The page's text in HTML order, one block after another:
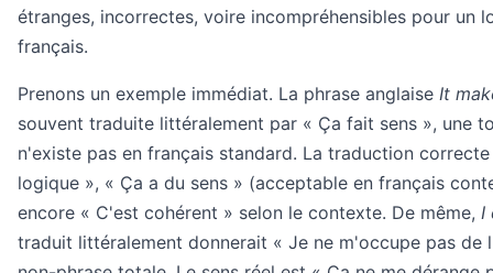
étranges, incorrectes, voire incompréhensibles pour un
français.
Prenons un exemple immédiat. La phrase anglaise It
souvent traduite littéralement par « Ça fait sens », une
n'existe pas en français standard. La traduction
logique », « Ça a du sens » (acceptable en français
encore « C'est cohérent » selon le contexte. De même, I
traduit littéralement donnerait « Je ne m'occupe pas de